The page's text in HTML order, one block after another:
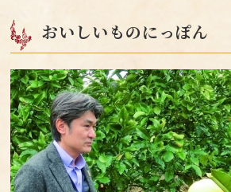
おいしいものにっぽん